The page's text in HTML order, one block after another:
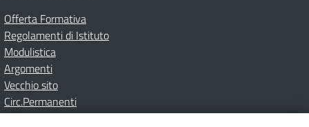
Offerta Formativa
Regolamenti di Istituto
Modulistica
Argomenti
Vecchio sito
Circ.Permanenti